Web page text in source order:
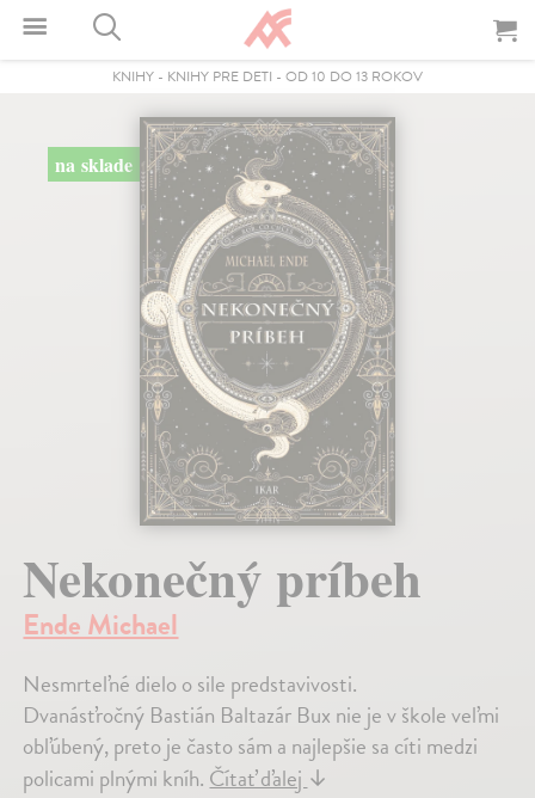
KNIHY - KNIHY PRE DETI - OD 10 DO 13 ROKOV
na sklade
Nekonečný príbeh
Ende Michael
Nesmrteľné dielo o sile predstavivosti.
Dvanásťročný Bastián Baltazár Bux nie je v škole veľmi
obľúbený, preto je často sám a najlepšie sa cíti medzi
policami plnými kníh.Čítať ďalej↓